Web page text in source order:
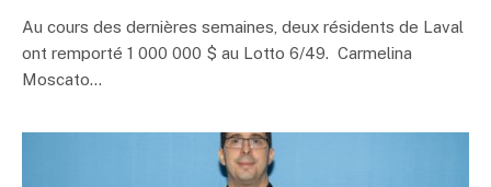
Au cours des dernières semaines, deux résidents de Laval
ont remporté 1 000 000 $ au Lotto 6/49. Carmelina
Moscato…